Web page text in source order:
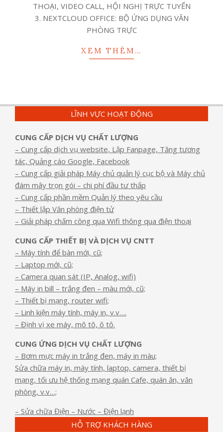
THOẠI, VIDEO CALL, HỘI NGHỊ TRỰC TUYẾN
3. NEXTCLOUD OFFICE: BỘ ỨNG DỤNG VĂN
PHÒNG TRỰC
XEM THÊM…
LĨNH VỰC HOẠT ĐỘNG
CUNG CẤP DỊCH VỤ CHẤT LƯỢNG
– Cung cấp dịch vụ website, Lập Fanpage, Tăng tương
tác, Quảng cáo Google, Facebook
– Cung cấp giải pháp Máy chủ quản lý cục bộ và Máy chủ
đám mây trọn gói – chi phí đầu tư thấp
– Cung cấp phần mềm Quản lý theo yêu cầu
– Thiết lập Văn phòng điện tử
– Giải pháp chấm công qua Wifi thông qua điện thoại
CUNG CẤP THIẾT BỊ VÀ DỊCH VỤ CNTT
– Máy tính để bàn mới, cũ;
– Laptop mới, cũ;
– Camera quan sát (IP, Analog, wifi)
– Máy in bill – trắng đen – màu mới, cũ;
– Thiết bị mạng, router wifi;
– Linh kiện máy tính, máy in, v.v….
– Định vị xe máy, mô tô, ô tô.
CUNG ỨNG DỊCH VỤ CHẤT LƯỢNG
– Bơm mực máy in trắng đen, máy in màu;
Sửa chữa máy in, máy tính, laptop, camera, thiết bị
mạng, tối ưu hệ thống mạng quán Cafe, quán ăn, văn
phòng, v.v…;
– Sửa chữa Điện – Nước – Điện lạnh
HỖ TRỢ KHÁCH HÀNG